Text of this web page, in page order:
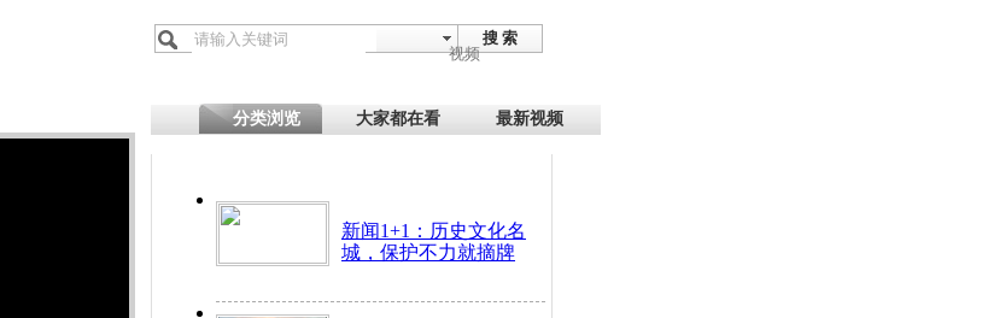
搜 索
视频
分类浏览 大家都在看 最新视频
新闻1+1：历史文化名
城，保护不力就摘牌